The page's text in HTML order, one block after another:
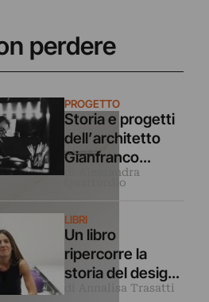
perdere
PROGETTO
Storia e progetti
dell’architetto
Gianfranco
Frattini a 100 anni
di Alessandra
Quattordio
LIBRI
Un libro
ripercorre la
storia del design
con uno sguardo
di Annalisa Trasatti